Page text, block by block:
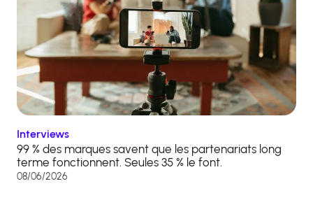
Interviews
99 % des marques savent que les partenariats long
terme fonctionnent. Seules 35 % le font.
08/06/2026